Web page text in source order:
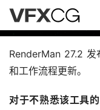
RenderMan
RenderMan 27.2
和工作流程更新。
对于不熟悉该工具的